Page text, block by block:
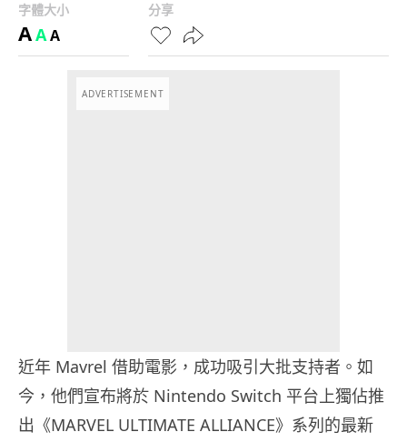
字體大小
AAA
分享
ADVERTISEMENT
近年 Mavrel 借助電影，成功吸引大批支持者。如
今，他們宣布將於 Nintendo Switch 平台上獨佔推
出《MARVEL ULTIMATE ALLIANCE》系列的最新